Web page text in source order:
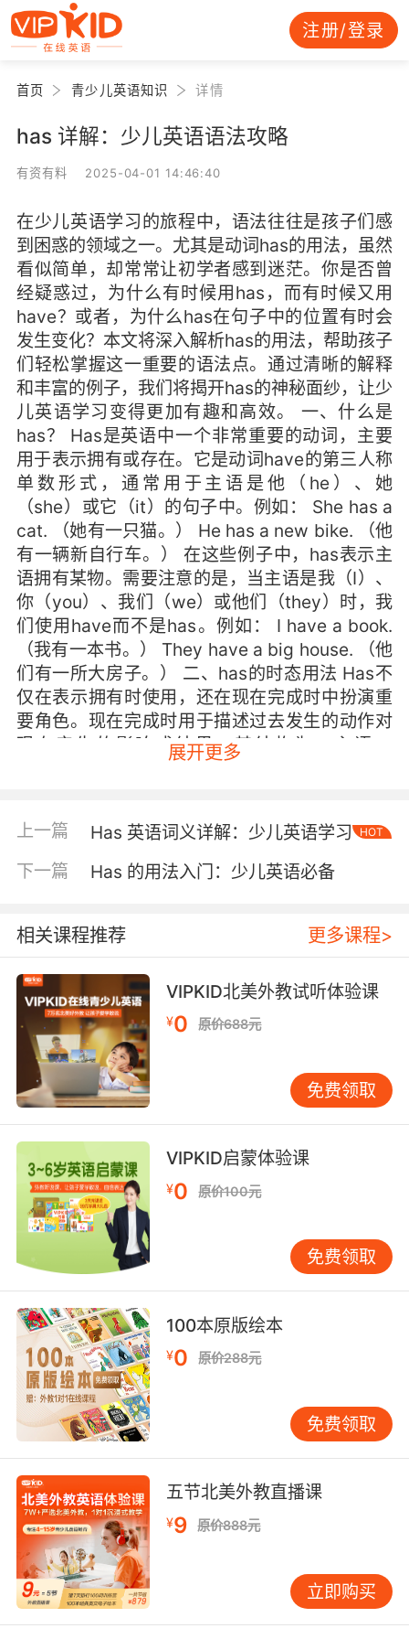
注册/登录
首页 青少儿英语知识 详情
has 详解：少儿英语语法攻略
有资有料 2025-04-01 14:46:40
在少儿英语学习的旅程中，语法往往是孩子们感
到困惑的领域之一。尤其是动词has的用法，虽然
看似简单，却常常让初学者感到迷茫。你是否曾
经疑惑过，为什么有时候用has，而有时候又用
have？或者，为什么has在句子中的位置有时会
发生变化？本文将深入解析has的用法，帮助孩子
们轻松掌握这一重要的语法点。通过清晰的解释
和丰富的例子，我们将揭开has的神秘面纱，让少
儿英语学习变得更加有趣和高效。 一、什么是
has？ Has是英语中一个非常重要的动词，主要
用于表示拥有或存在。它是动词have的第三人称
单数形式，通常用于主语是他（he）、她
（she）或它（it）的句子中。例如： She has a
cat. （她有一只猫。） He has a new bike. （他
有一辆新自行车。） 在这些例子中，has表示主
语拥有某物。需要注意的是，当主语是我（I）、
你（you）、我们（we）或他们（they）时，我
们使用have而不是has。例如： I have a book.
（我有一本书。） They have a big house. （他
们有一所大房子。） 二、has的时态用法 Has不
仅在表示拥有时使用，还在现在完成时中扮演重
要角色。现在完成时用于描述过去发生的动作对
现在产生的影响或结果。其结构为：主语 +
has/have + 过去分词。例如： She has finished
He has visited Paris twice. （他已经去过巴黎
两次。） 在这些句子中，has帮助构成了现在完
成时，强调了动作的完成和其对现在的影响。对
于少儿英语学习者来说，理解has在不同时态中的
have的区别 虽然has和have都表示拥有或存在，
但它们的用法有所不同。Has用于第三人称单数
主语，而have用于其他人称。例如： He has a
dog. （他有一只狗。） We have a dog. （我们
有一只狗。） 此外，在疑问句和否定句中，has
和have的使用也有所不同。例如： Does he
have a dog? （他有一只狗吗？） We don’t
have a dog. （我们没有狗。） 通过这些例子，
孩子们可以更清楚地理解has和have的区别，并
在实际运用中避免常见的错误。 四、has在句子
中的位置 has在句子中的位置通常紧跟在主语之
后，但在疑问句和否定句中，它的位置会发生变
化。例如： 肯定句：She has a book. （她有一
本书。） 疑问句：Does she have a book? （她
有一本书吗？） 否定句：She doesn’t have a
book. （她没有一本书。） 在疑问句中，has需
要与助动词does一起使用，形成does…have的
结构。而在否定句中，has则与doesn’t一起使
用，形成doesn’t have的结构。理解这些规则有
助于孩子们在造句时更加准确和自然。 五、常见
错误与纠正 在学习has的过程中，孩子们可能会
犯一些常见的错误。例如，混淆has和have的用
法，或者在疑问句和否定句中错误地使用has。以
下是一些常见的错误及其纠正方法： 错误：He
have a car. 正确：He has a car. 错误：Does
she has a book? 正确：Does she have a
book? 通过反复练习和纠正这些错误，孩子们可
以逐渐掌握has的正确用法，并在实际交流中更加
自信。 六、练习与应用 为了帮助孩子们更好地掌
握has的用法，以下是一些练习题： 用has或
展开更多
上一篇 Has 英语词义详解：少儿英语学习 HOT
下一篇 Has 的用法入门：少儿英语必备
相关课程推荐 更多课程>
VIPKID北美外教试听体验课
¥0 原价688元
免费领取
VIPKID启蒙体验课
¥0 原价100元
免费领取
100本原版绘本
¥0 原价288元
免费领取
五节北美外教直播课
¥9 原价888元
立即购买